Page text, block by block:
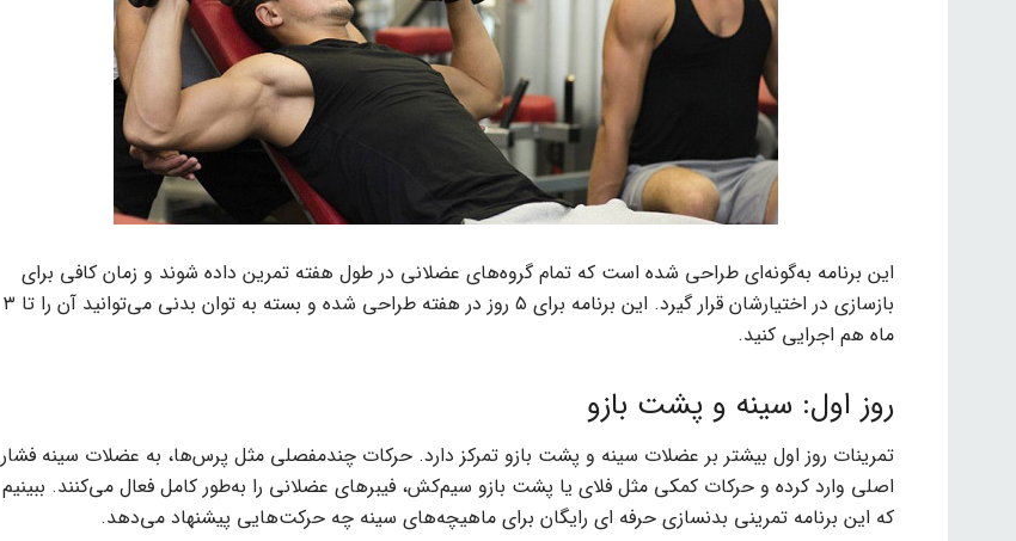
این برنامه به‌گونه‌ای طراحی شده است که تمام گروه‌های عضلانی در طول هفته تمرین داده شوند و زمان کافی برای
بازسازی در اختیارشان قرار گیرد. این برنامه برای ۵ روز در هفته طراحی شده و بسته به توان بدنی می‌توانید آن را تا ۳
ماه هم اجرایی کنید.
روز اول: سینه و پشت بازو
تمرینات روز اول بیشتر بر عضلات سینه و پشت بازو تمرکز دارد. حرکات چندمفصلی مثل پرس‌ها، به عضلات سینه فشار
اصلی وارد کرده و حرکات کمکی مثل فلای یا پشت بازو سیم‌کش، فیبرهای عضلانی را به‌طور کامل فعال می‌کنند. ببینیم
که این برنامه تمرینی بدنسازی حرفه‌ ای رایگان برای ماهیچه‌های سینه چه حرکت‌هایی پیشنهاد می‌دهد.